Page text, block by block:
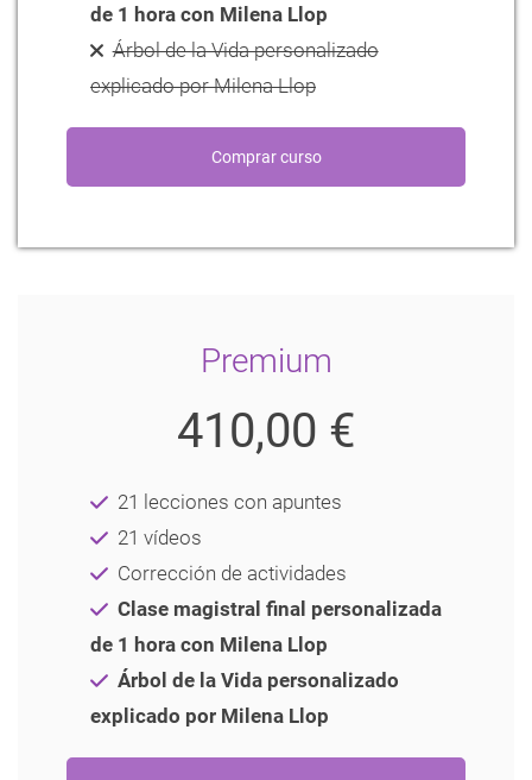
de 1 hora con Milena Llop
Árbol de la Vida personalizado
explicado por Milena Llop
Premium
410,00 €
21 lecciones con apuntes
21 vídeos
Corrección de actividades
Clase magistral final personalizada
de 1 hora con Milena Llop
Árbol de la Vida personalizado
explicado por Milena Llop